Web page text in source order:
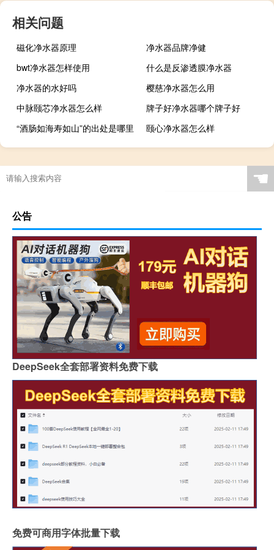
相关问题
磁化净水器原理
净水器品牌净健
bwt净水器怎样使用
什么是反渗透膜净水器
净水器的水好吗
樱慈净水器怎么用
中脉颐芯净水器怎么样
牌子好净水器哪个牌子好
“酒肠如海寿如山”的出处是哪里
颐心净水器怎么样
☚
公告
DeepSeek全套部署资料免费下载
免费可商用字体批量下载